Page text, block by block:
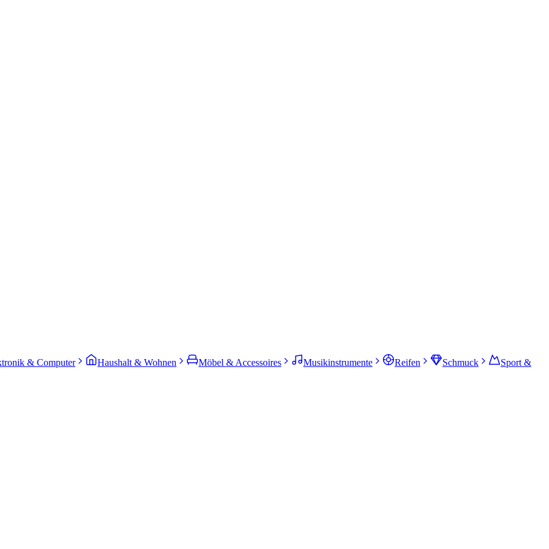
& Computer Haushalt & Wohnen Möbel & Accessoires Musikinstrumente Reifen Schmuck Sport &